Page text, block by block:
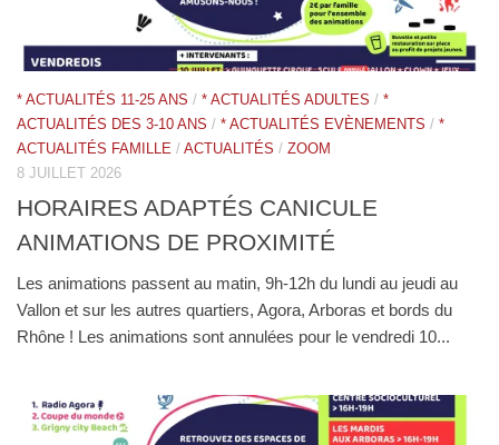
* ACTUALITÉS 11-25 ANS / * ACTUALITÉS ADULTES / *
ACTUALITÉS DES 3-10 ANS / * ACTUALITÉS EVÈNEMENTS / *
ACTUALITÉS FAMILLE / ACTUALITÉS / ZOOM
8 JUILLET 2026
HORAIRES ADAPTÉS CANICULE
ANIMATIONS DE PROXIMITÉ
Les animations passent au matin, 9h-12h du lundi au jeudi au
Vallon et sur les autres quartiers, Agora, Arboras et bords du
Rhône ! Les animations sont annulées pour le vendredi 10...